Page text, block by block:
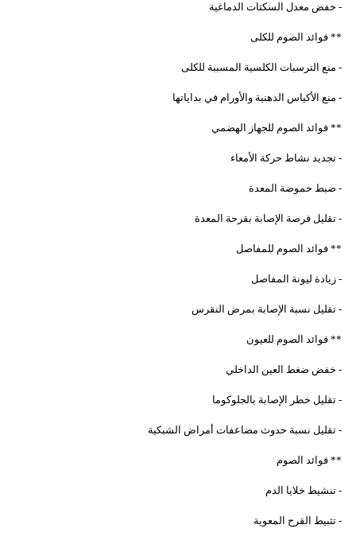
- خفض معدل السكتات الدماغية
** فوائد الصوم للكلى
- منع الترسبات الكلسية المسببة للكلى
- منع الأكياس الدهنية والأورام في بداياتها
** فوائد الصوم للجهاز الهضمي
- تجديد نشاط حركة الأمعاء
- ضبط حموضة المعدة
- تقليل فرصة الإصابة بقرحة المعدة
** فوائد الصوم للمفاصل
- زيادة ليونة المفاصل
- تقليل نسبة الإصابة بمرض النقرس
** فوائد الصوم للعيون
- خفض ضغط العين الداخلي
- تقليل خطر الإصابة بالجلوكوما
- تقليل نسبة حدوث مضاعفات أمراض الشبكية
** فوائد الصوم
- تنشيط خلايا الدم
- تثبيط القرح المعوية